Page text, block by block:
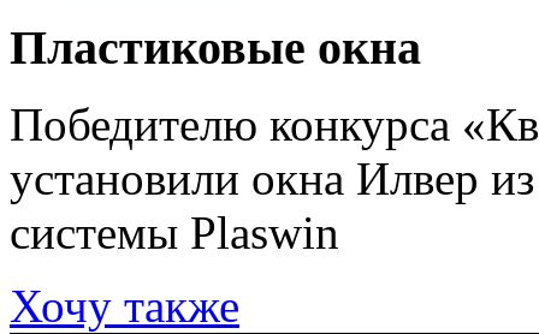
Пластиковые окна
Победителю конкурса
установили окна Илвер
системы Plaswin
Хочу также